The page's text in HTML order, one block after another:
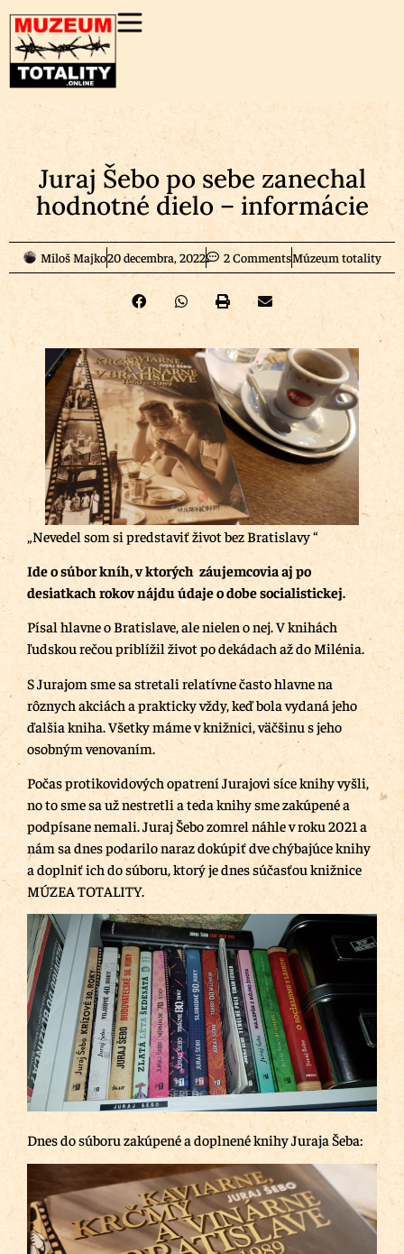
Juraj Šebo po sebe zanechal
hodnotné dielo – informácie
Miloš Majko20 decembra, 2022 2 CommentsMúzeum totality
„Nevedel som si predstaviť život bez Bratislavy “
Ide o súbor kníh, v ktorých záujemcovia aj po
desiatkach rokov nájdu údaje o dobe socialistickej.
Písal hlavne o Bratislave, ale nielen o nej. V knihách
ľudskou rečou priblížil život po dekádach až do Milénia.
S Jurajom sme sa stretali relatívne často hlavne na
rôznych akciách a prakticky vždy, keď bola vydaná jeho
ďalšia kniha. Všetky máme v knižnici, väčšinu s jeho
osobným venovaním.
Počas protikovidových opatrení Jurajovi síce knihy vyšli,
no to sme sa už nestretli a teda knihy sme zakúpené a
podpísane nemali. Juraj Šebo zomrel náhle v roku 2021 a
nám sa dnes podarilo naraz dokúpiť dve chýbajúce knihy
a doplniť ich do súboru, ktorý je dnes súčasťou knižnice
MÚZEA TOTALITY.
Dnes do súboru zakúpené a doplnené knihy Juraja Šeba: